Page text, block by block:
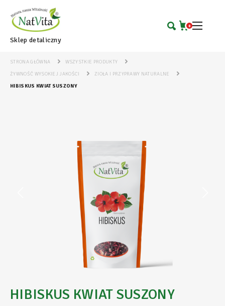
Sklep detaliczny
0
STRONA GŁÓWNA
WSZYSTKIE PRODUKTY
ŻYWNOŚĆ WYSOKIEJ JAKOŚCI
ZIOŁA I PRZYPRAWY NATURALNE
HIBISKUS KWIAT SUSZONY
HIBISKUS KWIAT SUSZONY